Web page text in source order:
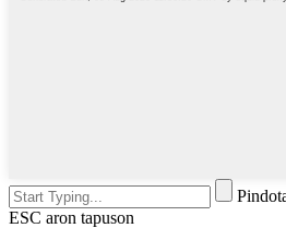
ESC aron tapuson